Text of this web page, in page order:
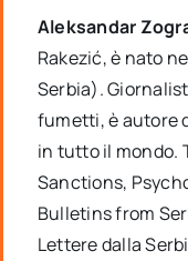
Aleksandar
Rakezić, è nato
Serbia).
fumetti, è autore
in tutto il mondo.
Sanctions,
Bulletins from
Lettere dalla